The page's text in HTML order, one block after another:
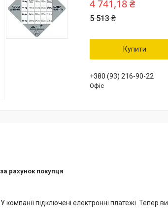
5 513 ₴
4 741,18 ₴
Купити
+380 (93) 216-90-22
Офіс
за рахунок покупця
У компанії підключені електронні платежі. Тепер ви